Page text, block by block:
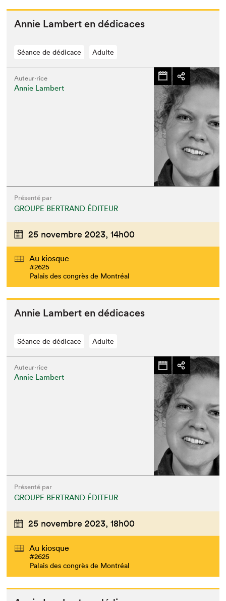
Annie Lam­bert en dédicaces
Séance de dédicace Adulte
Auteur·rice
Annie Lambert
Présenté par
GROUPE BERTRAND ÉDITEUR
25 novembre 2023, 14h00
Au kiosque
#2625
Palais des congrès de Montréal
Annie Lam­bert en dédicaces
Séance de dédicace Adulte
Auteur·rice
Annie Lambert
Présenté par
GROUPE BERTRAND ÉDITEUR
25 novembre 2023, 18h00
Au kiosque
#2625
Palais des congrès de Montréal